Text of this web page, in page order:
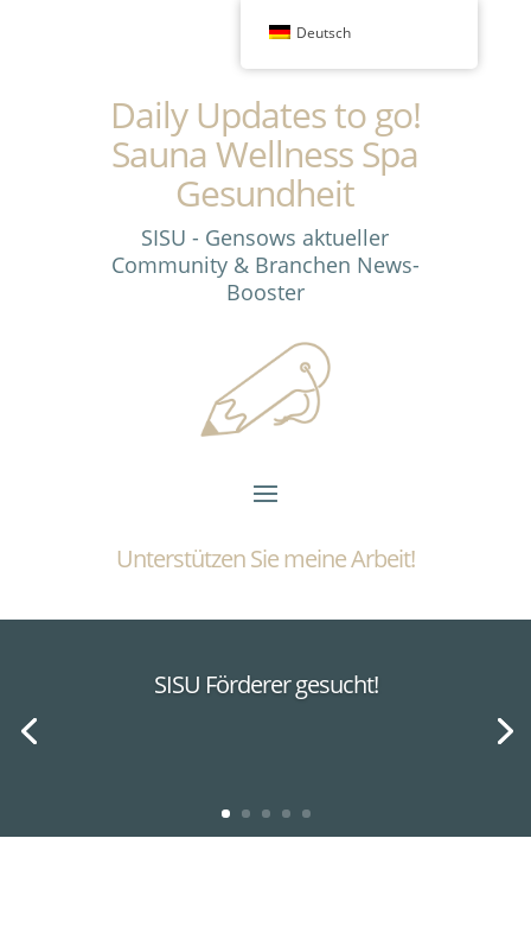
Daily Updates to go!
Sauna Wellness Spa
Gesundheit
SISU - Gensows aktueller
Community & Branchen News-
Booster
Unterstützen Sie meine Arbeit!
SISU Förderer gesucht!
Deutsch